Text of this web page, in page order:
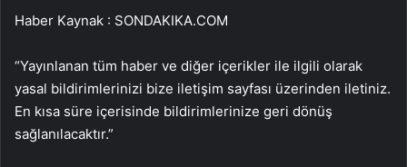
Haber Kaynak : SONDAKIKA.COM
“Yayınlanan tüm haber ve diğer içerikler ile ilgili olarak
yasal bildirimlerinizi bize iletişim sayfası üzerinden iletiniz.
En kısa süre içerisinde bildirimlerinize geri dönüş
sağlanılacaktır.”